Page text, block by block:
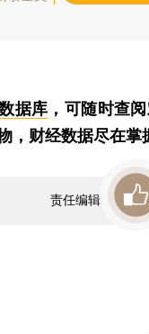
据库 ，可随时查
，财经数据尽在掌
责任编辑：曹文